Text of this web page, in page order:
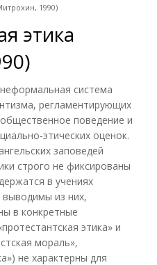
1990)
этика
система
регламентирующих
поведение и
этических оценок.
заповедей
строго не фиксированы
в учениях
из них,
в конкретные
этика» и
мораль»,
не характерны для